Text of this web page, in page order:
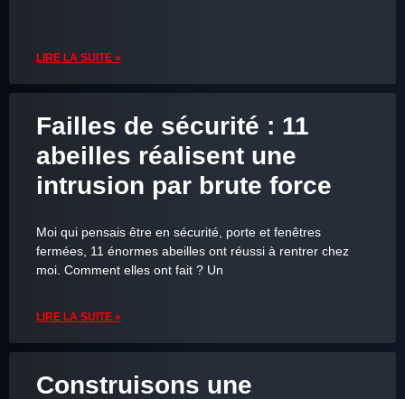
LIRE LA SUITE »
Failles de sécurité : 11
abeilles réalisent une
intrusion par brute force
Moi qui pensais être en sécurité, porte et fenêtres
fermées, 11 énormes abeilles ont réussi à rentrer chez
moi. Comment elles ont fait ? Un
LIRE LA SUITE »
Construisons une